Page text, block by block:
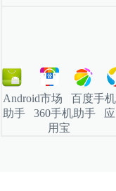
Android市场 百度手机
助手 360手机助手 应
用宝